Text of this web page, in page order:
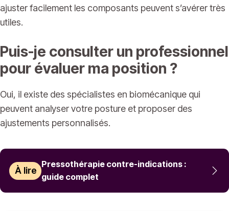
ajuster facilement les composants peuvent s’avérer très
utiles.
Puis-je consulter un professionnel
pour évaluer ma position ?
Oui, il existe des spécialistes en biomécanique qui
peuvent analyser votre posture et proposer des
ajustements personnalisés.
À lire
Pressothérapie contre-indications :
guide complet